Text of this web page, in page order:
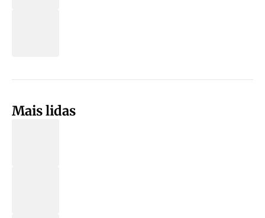
Mais lidas